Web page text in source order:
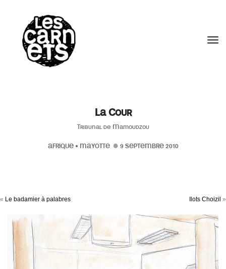
La Cour
Tribunal de Mamoudzou
AFRIQUE• MAYOTTE 9 SEPTEMBRE 2010
« Le badamier à palabres Ilots Choizil »